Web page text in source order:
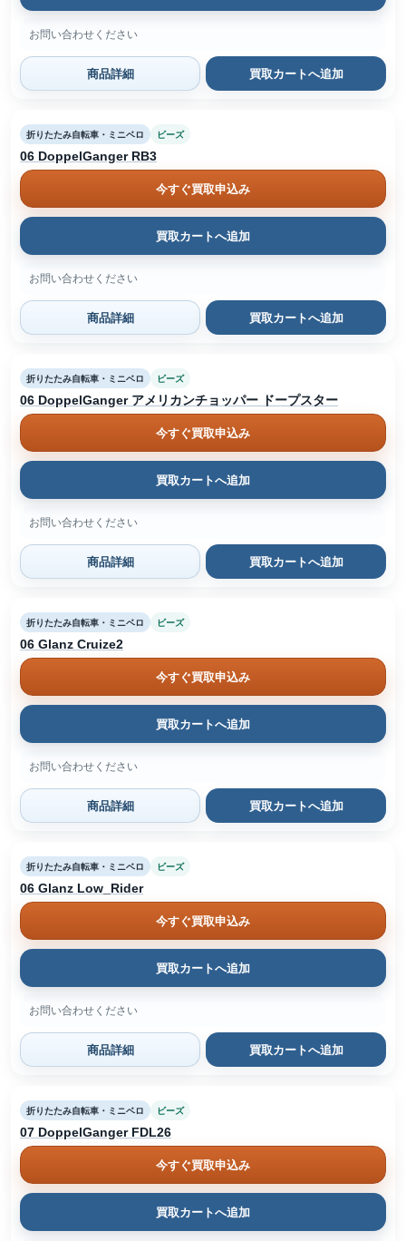
お問い合わせください
商品詳細 買取カートへ追加
折りたたみ自転車・ミニベロ ビーズ
06 DoppelGanger RB3
今すぐ買取申込み
買取カートへ追加
お問い合わせください
商品詳細 買取カートへ追加
折りたたみ自転車・ミニベロ ビーズ
06 DoppelGanger アメリカンチョッパー ドープスター
今すぐ買取申込み
買取カートへ追加
お問い合わせください
商品詳細 買取カートへ追加
折りたたみ自転車・ミニベロ ビーズ
06 Glanz Cruize2
今すぐ買取申込み
買取カートへ追加
お問い合わせください
商品詳細 買取カートへ追加
折りたたみ自転車・ミニベロ ビーズ
06 Glanz Low_Rider
今すぐ買取申込み
買取カートへ追加
お問い合わせください
商品詳細 買取カートへ追加
折りたたみ自転車・ミニベロ ビーズ
07 DoppelGanger FDL26
今すぐ買取申込み
買取カートへ追加